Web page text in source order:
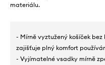
materiálu.
- Mírně vyztužený košíček
zajišťuje plný komfort
- Vyjímatelné vsadky mírně